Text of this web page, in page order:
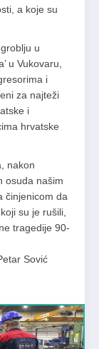
a koje su
u
u Vukovaru,
i
za najteži
i
hrvatske
nakon
osuda našim
činjenicom da
su je rušili,
tragedije 90-
Sović